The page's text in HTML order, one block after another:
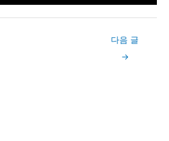
다음 글
→